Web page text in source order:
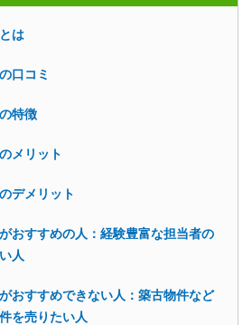
は
口コミ
特徴
メリット
デメリット
おすすめの人：経験豊富な担当者の
人
おすすめできない人：築古物件など
を売りたい人